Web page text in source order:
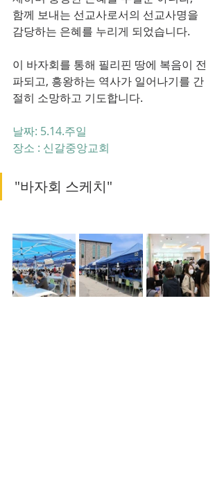
함께 보내는 선교사로서의 선교사명을
감당하는 은혜를 누리게 되었습니다.
이 바자회를 통해 필리핀 땅에 복음이 전
파되고, 흥왕하는 역사가 일어나기를 간
절히 소망하고 기도합니다.
날짜: 5.14.주일
장소 : 신갈중앙교회
"바자회 스케치"